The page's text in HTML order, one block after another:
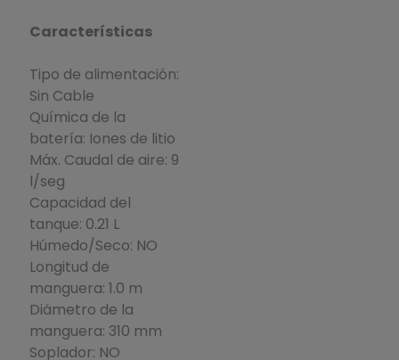
Características
Tipo de alimentación:
Sin Cable
Química de la
batería: Iones de litio
Máx. Caudal de aire: 9
l/seg
Capacidad del
tanque: 0.21 L
Húmedo/Seco: NO
Longitud de
manguera: 1.0 m
Diámetro de la
manguera: 310 mm
Soplador: NO